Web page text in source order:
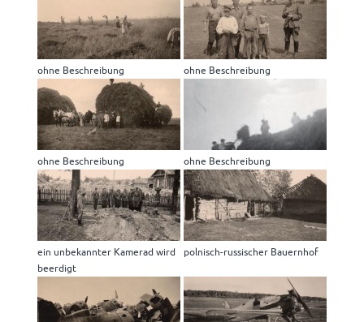
ohne Beschreibung ohne Beschreibung
ohne Beschreibung ohne Beschreibung
ein unbekannter Kamerad wird
beerdigt
polnisch-russischer Bauernhof